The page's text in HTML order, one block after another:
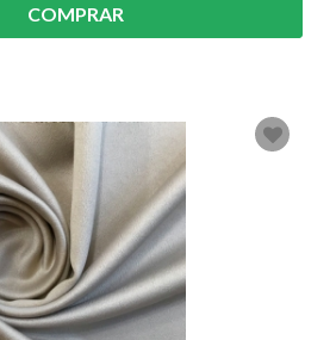
COMPRAR